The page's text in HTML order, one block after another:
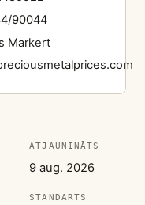
90044
Markert
ATJAUNINĀTS
9 aug. 2026
STANDARTS